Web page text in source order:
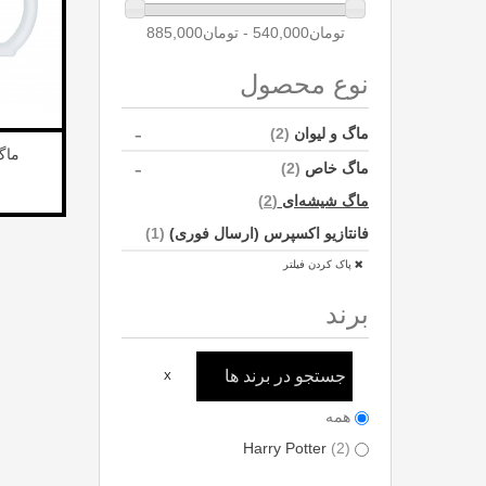
‎تومان540,000 - ‎تومان885,000
نوع محصول
- ماگ و لیوان (2)
- ماگ خاص (2)
ماگ شیشه‌ای (2)
فانتازیو اکسپرس (ارسال فوری) (1)
پاک کردن فیلتر
برند
X
همه
Harry Potter (2)